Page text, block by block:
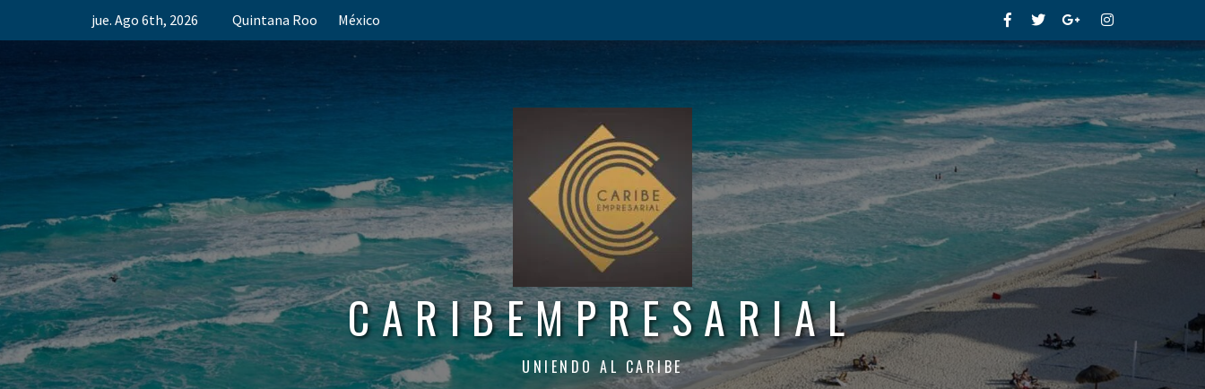
jue. Ago 6th, 2026 Quintana Roo México FacebookTwitterGoogle+Instagram
CARIBEMPRESARIAL
UNIENDO AL CARIBE